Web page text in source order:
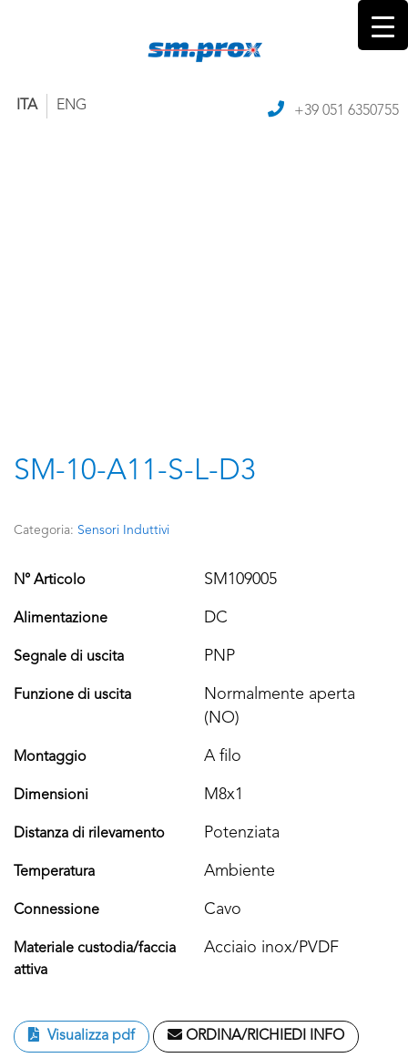
+39 051 6350755
ITA ENG
SM-10-A11-S-L-D3
Categoria: Sensori Induttivi
N° Articolo SM109005
Alimentazione DC
Segnale di uscita PNP
Funzione di uscita
Normalmente aperta
(NO)
Montaggio A filo
Dimensioni M8x1
Distanza di rilevamento Potenziata
Temperatura Ambiente
Connessione Cavo
Materiale custodia/faccia
attiva
Acciaio inox/PVDF
Visualizza pdf ORDINA/RICHIEDI INFO